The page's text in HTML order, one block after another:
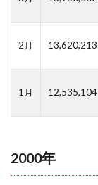
2月 13,620,213
1月 12,535,104
2000年